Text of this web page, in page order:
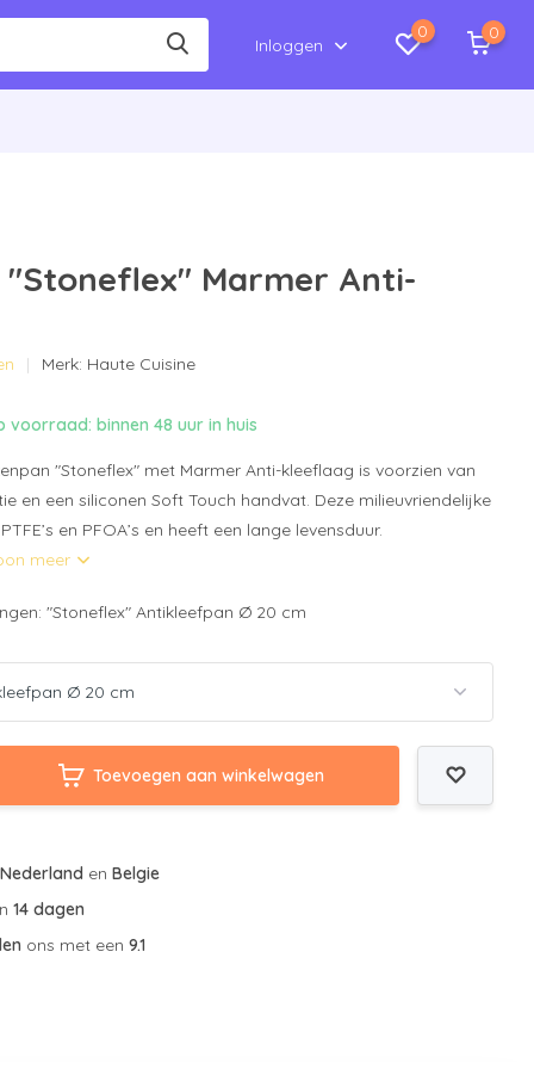
Inloggen
0 0
"Stoneflex" Marmer Anti-
Merk: Haute Cuisine
voorraad: binnen 48 uur in huis
"Stoneflex" met Marmer Anti-kleeflaag is voorzien van
en een siliconen Soft Touch handvat. Deze milieuvriendelijke
en PFOA’s en heeft een lange levensduur.
meer
"Stoneflex" Antikleefpan Ø 20 cm
Toevoegen aan winkelwagen
Nederland enBelgie
14 dagen
ons met een9.1